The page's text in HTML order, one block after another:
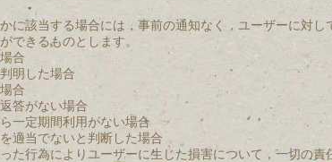
に該当する場合には，事前の通知なく，ユーザーに対
できるものとします。
合
明した場合
合
答がない場合
一定期間利用がない場合
適当でないと判断した場合
た行為によりユーザーに生じた損害について，一切の責